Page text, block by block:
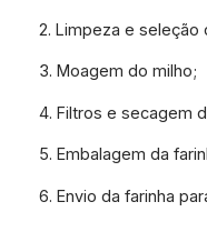
2. Limpeza e seleção
3. Moagem do milho;
4. Filtros e secagem
5. Embalagem da
6. Envio da farinha